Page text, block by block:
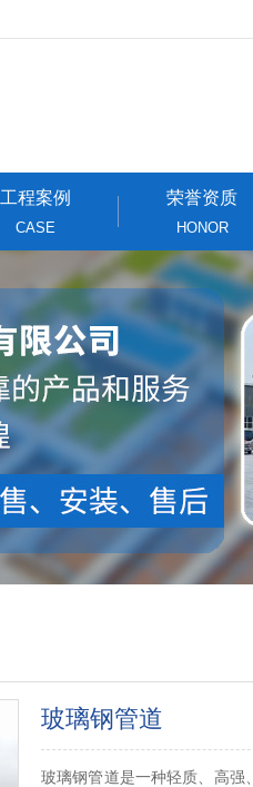
工程案例
CASE
荣誉资质
HONOR
玻璃钢管道
玻璃钢管道是一种轻质、高强